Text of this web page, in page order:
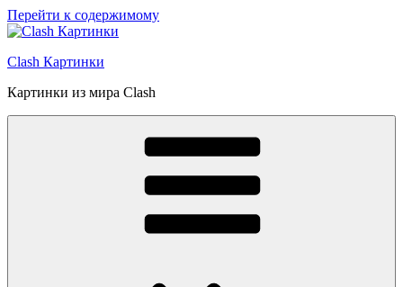
Перейти к содержимому
Clash Картинки
Картинки из мира Clash